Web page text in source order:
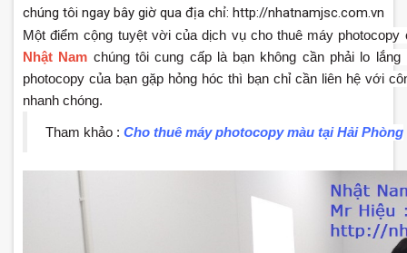
chúng tôi ngay bây giờ qua địa chỉ: http://nhatnamjsc.com.vn
Một điểm cộng tuyệt vời của dịch vụ cho thuê máy
Nhật Nam chúng tôi cung cấp là bạn không cần phải lo
photocopy của bạn gặp hỏng hóc thì bạn chỉ cần liên hệ với
nhanh chóng.
Tham khảo : Cho thuê máy photocopy màu tại Hải Phòng